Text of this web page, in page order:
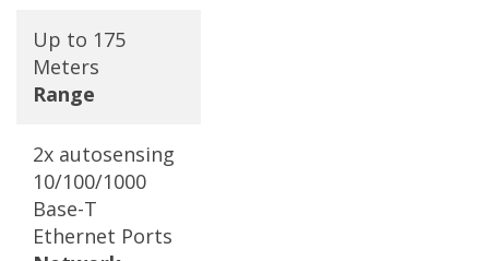
Range
Up to 175
Meters
2x autosensing
10/100/1000
Base-T
Ethernet Ports